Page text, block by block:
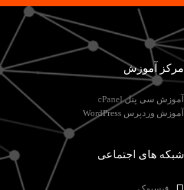
مرکز آموزش
آموزش سی پنل cPanel
آموزش وردپرس WordPress
شبکه های اجتماعی